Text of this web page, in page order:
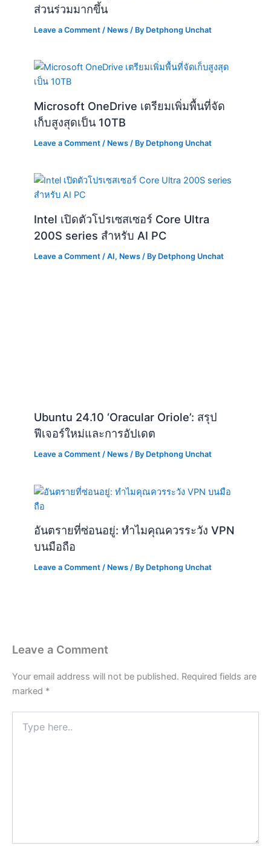
ส่วนร่วมมากขึ้น
Leave a Comment / News / By Detphong Unchat
Microsoft OneDrive เตรียมเพิ่มพื้นที่จัด
เก็บสูงสุดเป็น 10TB
Leave a Comment / News / By Detphong Unchat
Intel เปิดตัวโปรเซสเซอร์ Core Ultra
200S series สำหรับ AI PC
Leave a Comment /AI, News / By Detphong Unchat
Ubuntu 24.10 ‘Oracular Oriole’: สรุป
ฟีเจอร์ใหม่และการอัปเดต
Leave a Comment / News / By Detphong Unchat
อันตรายที่ซ่อนอยู่: ทำไมคุณควรระวัง VPN
บนมือถือ
Leave a Comment / News / By Detphong Unchat
Leave a Comment
Your email address will not be published. Required fields are
marked *
here..